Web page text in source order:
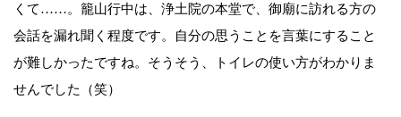
くて……。籠山行中は、浄土院の本堂で、御廟に訪れる方の
会話を漏れ聞く程度です。自分の思うことを言葉にすること
が難しかったですね。そうそう、トイレの使い方がわかりま
せんでした（笑）